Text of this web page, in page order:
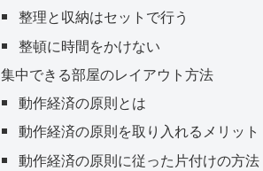
整理と収納はセットで行う
整頓に時間をかけない
集中できる部屋のレイアウト方法
動作経済の原則とは
動作経済の原則を取り入れるメリット
動作経済の原則に従った片付けの方法